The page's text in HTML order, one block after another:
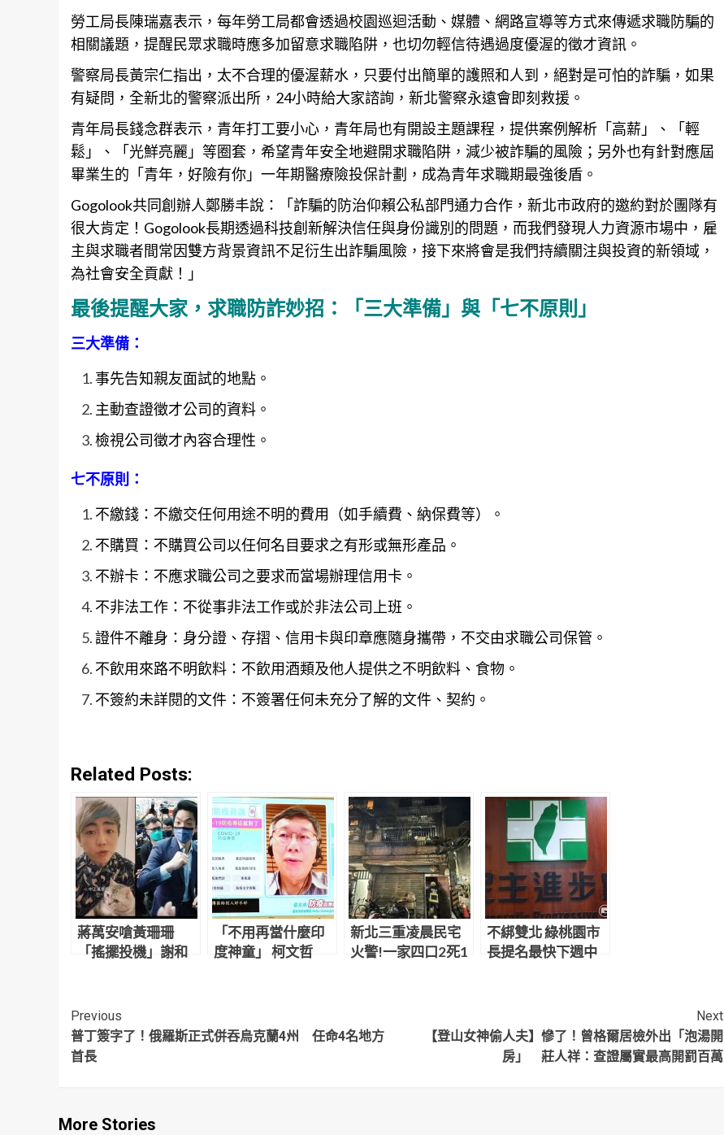
勞工局長陳瑞嘉表示，每年勞工局都會透過校園巡迴活動、媒體、網路宣導等方式來傳遞求職防騙的
相關議題，提醒民眾求職時應多加留意求職陷阱，也切勿輕信待遇過度優渥的徵才資訊。
警察局長黃宗仁指出，太不合理的優渥薪水，只要付出簡單的護照和人到，絕對是可怕的詐騙，如果
有疑問，全新北的警察派出所，24小時給大家諮詢，新北警察永遠會即刻救援。
青年局長錢念群表示，青年打工要小心，青年局也有開設主題課程，提供案例解析「高薪」、「輕
鬆」、「光鮮亮麗」等圈套，希望青年安全地避開求職陷阱，減少被詐騙的風險；另外也有針對應屆
畢業生的「青年，好險有你」一年期醫療險投保計劃，成為青年求職期最強後盾。
Gogolook共同創辦人鄭勝丰說：「詐騙的防治仰賴公私部門通力合作，新北市政府的邀約對於團隊有
很大肯定！Gogolook長期透過科技創新解決信任與身份識別的問題，而我們發現人力資源市場中，雇
主與求職者間常因雙方背景資訊不足衍生出詐騙風險，接下來將會是我們持續關注與投資的新領域，
為社會安全貢獻！」
最後提醒大家，求職防詐妙招：「三大準備」與「七不原則」
三大準備：
事先告知親友面試的地點。
主動查證徵才公司的資料。
檢視公司徵才內容合理性。
七不原則：
不繳錢：不繳交任何用途不明的費用（如手續費、納保費等）。
不購買：不購買公司以任何名目要求之有形或無形產品。
不辦卡：不應求職公司之要求而當場辦理信用卡。
不非法工作：不從事非法工作或於非法公司上班。
證件不離身：身分證、存摺、信用卡與印章應隨身攜帶，不交由求職公司保管。
不飲用來路不明飲料：不飲用酒類及他人提供之不明飲料、食物。
不簽約未詳閱的文件：不簽署任何未充分了解的文件、契約。
Related Posts:
蔣萬安嗆黃珊珊
「搖擺投機」謝和
「不用再當什麼印
度神童」 柯文哲
新北三重凌晨民宅
火警!一家四口2死1
不綁雙北 綠桃園市
長提名最快下週中
Continue
Reading
Previous
普丁簽字了！俄羅斯正式併吞烏克蘭4州 任命4名地方
首長
Next
【登山女神偷人夫】慘了！曾格爾居檢外出「泡湯開
房」 莊人祥：查證屬實最高開罰百萬
More Stories